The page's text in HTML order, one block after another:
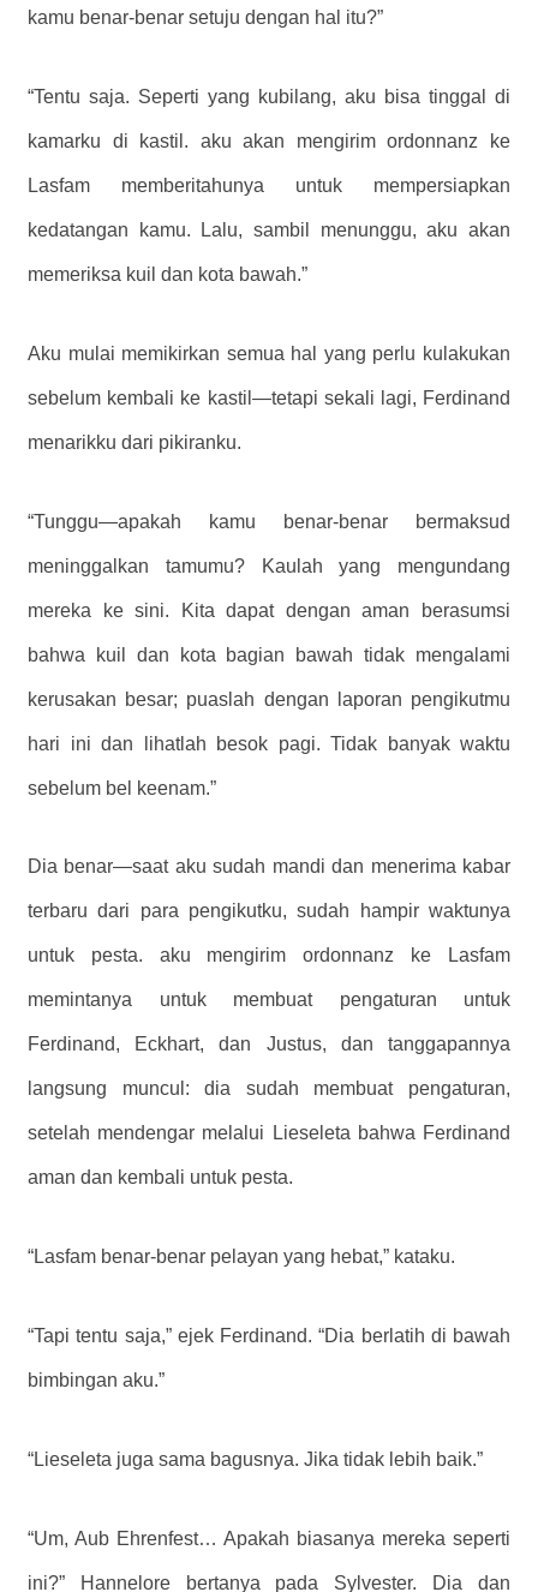
kamu benar-benar setuju dengan hal itu?”
“Tentu saja. Seperti yang kubilang, aku bisa tinggal di
kamarku di kastil. aku akan mengirim ordonnanz ke
Lasfam memberitahunya untuk mempersiapkan
kedatangan kamu. Lalu, sambil menunggu, aku akan
memeriksa kuil dan kota bawah.”
Aku mulai memikirkan semua hal yang perlu kulakukan
sebelum kembali ke kastil—tetapi sekali lagi, Ferdinand
menarikku dari pikiranku.
“Tunggu—apakah kamu benar-benar bermaksud
meninggalkan tamumu? Kaulah yang mengundang
mereka ke sini. Kita dapat dengan aman berasumsi
bahwa kuil dan kota bagian bawah tidak mengalami
kerusakan besar; puaslah dengan laporan pengikutmu
hari ini dan lihatlah besok pagi. Tidak banyak waktu
sebelum bel keenam.”
Dia benar—saat aku sudah mandi dan menerima kabar
terbaru dari para pengikutku, sudah hampir waktunya
untuk pesta. aku mengirim ordonnanz ke Lasfam
memintanya untuk membuat pengaturan untuk
Ferdinand, Eckhart, dan Justus, dan tanggapannya
langsung muncul: dia sudah membuat pengaturan,
setelah mendengar melalui Lieseleta bahwa Ferdinand
aman dan kembali untuk pesta.
“Lasfam benar-benar pelayan yang hebat,” kataku.
“Tapi tentu saja,” ejek Ferdinand. “Dia berlatih di bawah
bimbingan aku.”
“Lieseleta juga sama bagusnya. Jika tidak lebih baik.”
“Um, Aub Ehrenfest… Apakah biasanya mereka seperti
ini?” Hannelore bertanya pada Sylvester. Dia dan